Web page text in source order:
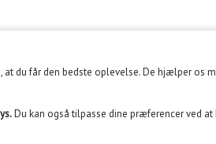
du får den bedste oplevelse. De hjælper os
Du kan også tilpasse dine præferencer ved
KUNDECENTER
Kundeklub